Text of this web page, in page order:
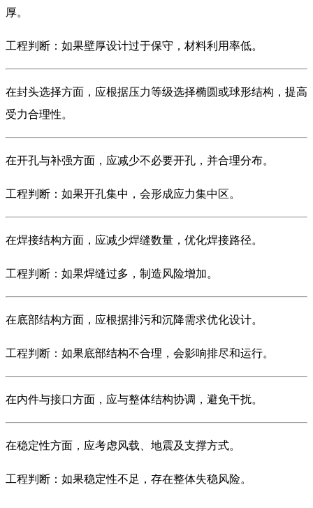
厚。
工程判断：如果壁厚设计过于保守，材料利用率低。
在封头选择方面，应根据压力等级选择椭圆或球形结构，提高
受力合理性。
在开孔与补强方面，应减少不必要开孔，并合理分布。
工程判断：如果开孔集中，会形成应力集中区。
在焊接结构方面，应减少焊缝数量，优化焊接路径。
工程判断：如果焊缝过多，制造风险增加。
在底部结构方面，应根据排污和沉降需求优化设计。
工程判断：如果底部结构不合理，会影响排尽和运行。
在内件与接口方面，应与整体结构协调，避免干扰。
在稳定性方面，应考虑风载、地震及支撑方式。
工程判断：如果稳定性不足，存在整体失稳风险。